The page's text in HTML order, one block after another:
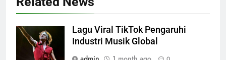
Lagu Viral TikTok Pengaruhi
Industri Musik Global